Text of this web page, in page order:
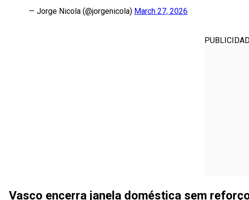
— Jorge Nicola (@jorgenicola) March 27, 2026
Vasco encerra janela doméstica sem